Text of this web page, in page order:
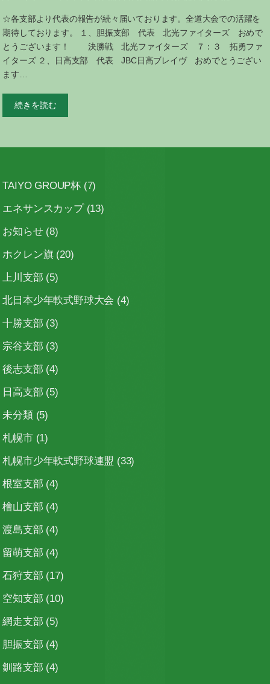
☆各支部より代表の報告が続々届いております。全道大会での活躍を
期待しております。 １、胆振支部 代表 北光ファイターズ おめで
とうございます！ 決勝戦 北光ファイターズ ７：３ 拓勇ファ
イターズ ２、日高支部 代表 JBC日高ブレイヴ おめでとうござい
ます…
続きを読む
TAIYO GROUP杯 (7)
エネサンスカップ(13)
お知らせ(8)
ホクレン旗(20)
上川支部 (5)
北日本少年軟式野球大会 (4)
十勝支部 (3)
宗谷支部 (3)
後志支部 (4)
日高支部 (5)
未分類(5)
札幌市(1)
札幌市少年軟式野球連盟 (33)
根室支部 (4)
檜山支部 (4)
渡島支部 (4)
留萌支部 (4)
石狩支部 (17)
空知支部 (10)
網走支部 (5)
胆振支部 (4)
釧路支部 (4)